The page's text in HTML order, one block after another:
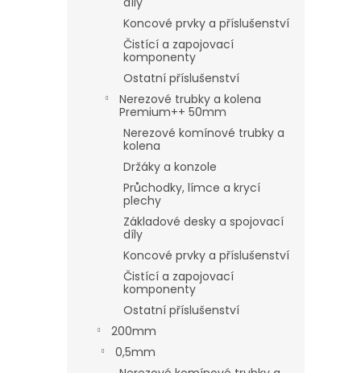
Koncové prvky a příslušenství
Čistící a zapojovací
komponenty
Ostatní příslušenství
Nerezové trubky a kolena
Premium++ 50mm
Nerezové komínové trubky a
kolena
Držáky a konzole
Průchodky, límce a krycí
plechy
Základové desky a spojovací
díly
Koncové prvky a příslušenství
Čistící a zapojovací
komponenty
Ostatní příslušenství
200mm
0,5mm